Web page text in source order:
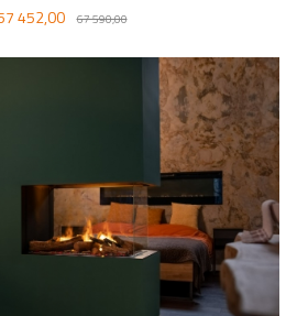
452,00 67 590,00Rabatt